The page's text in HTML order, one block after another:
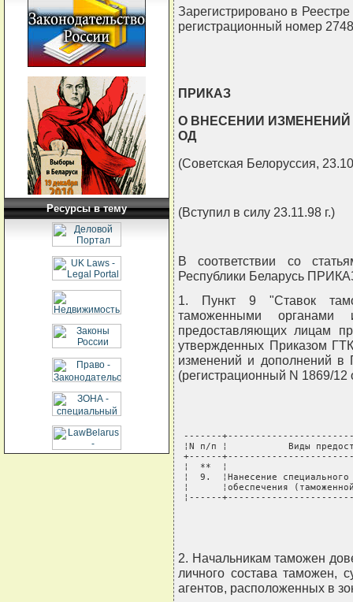
Ресурсы в тему
Зарегистрировано в Реестре
регистрационный номер
ПРИКАЗ
О ВНЕСЕНИИ ИЗМЕНЕНИЙ В
ОД
(Советская Белоруссия,
(Вступил в силу 23.11.98 г.)
В соответствии со
Республики Беларусь
1. Пункт 9 "Ставок
таможенными органами
предоставляющих лицам
утвержденных Приказом
изменений и дополнений
(регистрационный N 1869/12
-------
¦N п/п ¦           Виды
+------
¦  **  ¦
¦  9.  ¦Нанесение
¦      ¦обеспечения
¦------
2. Начальникам таможен
личного состава таможен,
агентов, расположенных в